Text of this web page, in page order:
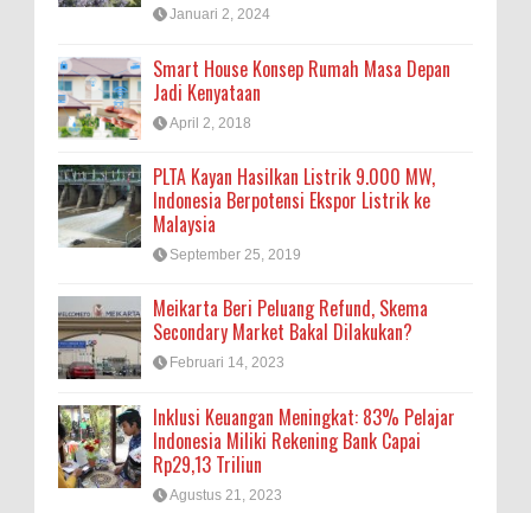
Januari 2, 2024
Smart House Konsep Rumah Masa Depan
Jadi Kenyataan
April 2, 2018
PLTA Kayan Hasilkan Listrik 9.000 MW,
Indonesia Berpotensi Ekspor Listrik ke
Malaysia
September 25, 2019
Meikarta Beri Peluang Refund, Skema
Secondary Market Bakal Dilakukan?
Februari 14, 2023
Inklusi Keuangan Meningkat: 83% Pelajar
Indonesia Miliki Rekening Bank Capai
Rp29,13 Triliun
Agustus 21, 2023